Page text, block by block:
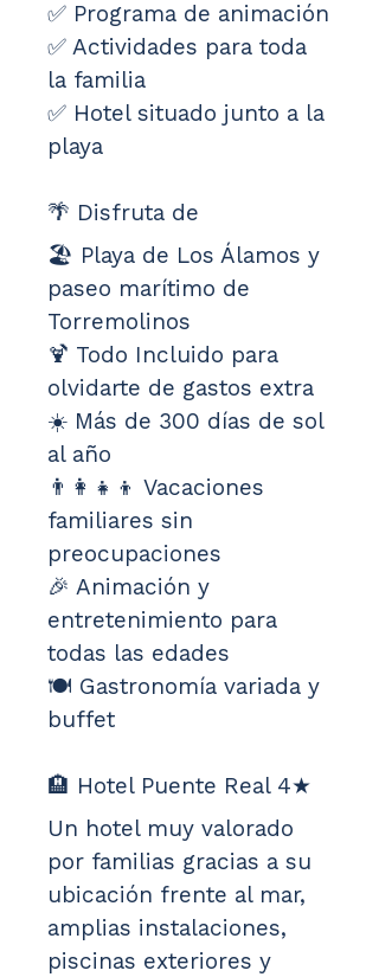
✅ Programa de animación
✅ Actividades para toda
la familia
✅ Hotel situado junto a la
playa
🌴 Disfruta de
🏖️ Playa de Los Álamos y
paseo marítimo de
Torremolinos
🍹 Todo Incluido para
olvidarte de gastos extra
☀️ Más de 300 días de sol
al año
👨‍👩‍👧‍👦 Vacaciones
familiares sin
preocupaciones
🎉 Animación y
entretenimiento para
todas las edades
🍽️ Gastronomía variada y
buffet
🏨 Hotel Puente Real 4★
Un hotel muy valorado
por familias gracias a su
ubicación frente al mar,
amplias instalaciones,
piscinas exteriores y